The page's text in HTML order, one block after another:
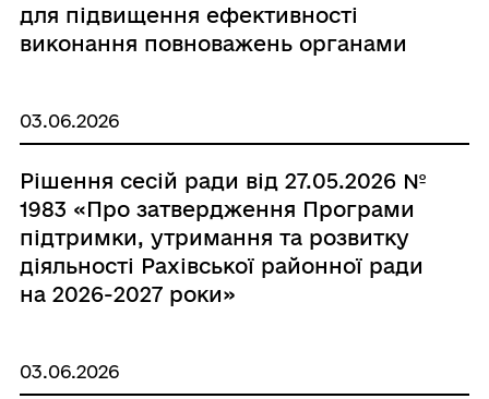
для підвищення ефективності
виконання повноважень органами
03.06.2026
Рішення сесій ради від 27.05.2026 №
1983 «Про затвердження Програми
підтримки, утримання та розвитку
діяльності Рахівської районної ради
на 2026-2027 роки»
03.06.2026